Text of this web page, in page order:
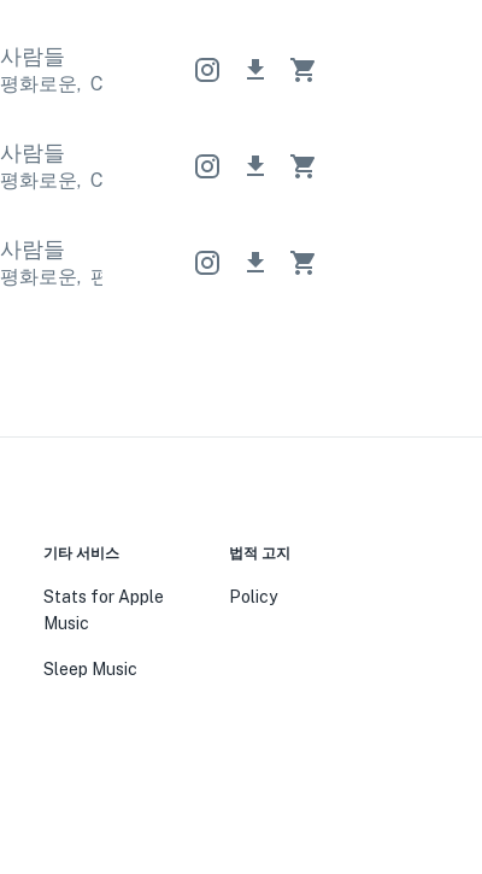
사람들
평화로운, Calm 평화로운 Calm 평화로운
사람들
평화로운, Calm 평화로운 Calm 평화로운
사람들
평화로운, 편안한 평화로운 편안한
기타 서비스
Stats for Apple
Music
Sleep Music
법적 고지
Policy